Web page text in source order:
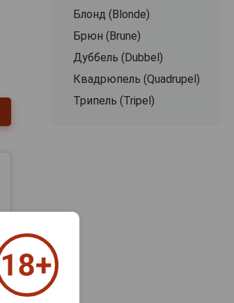
Блонд (Blonde)
Брюн (Brune)
Дуббель (Dubbel)
Квадрюпель (Quadrupel)
Трипель (Tripel)